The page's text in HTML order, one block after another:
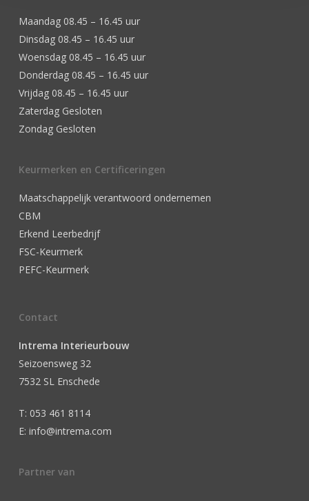
Maandag 08.45 – 16.45 uur
Dinsdag 08.45 – 16.45 uur
Woensdag 08.45 – 16.45 uur
Donderdag 08.45 – 16.45 uur
Vrijdag 08.45 – 16.45 uur
Zaterdag Gesloten
Zondag Gesloten
Keurmerken en Certificeringen
Maatschappelijk verantwoord ondernemen
CBM
Erkend Leerbedrijf
FSC-Keurmerk
PEFC-Keurmerk
Contact
Intrema Interieurbouw
Seizoensweg 32
7532 SL Enschede
T: 053 461 8114
E: info@intrema.com
Partner van